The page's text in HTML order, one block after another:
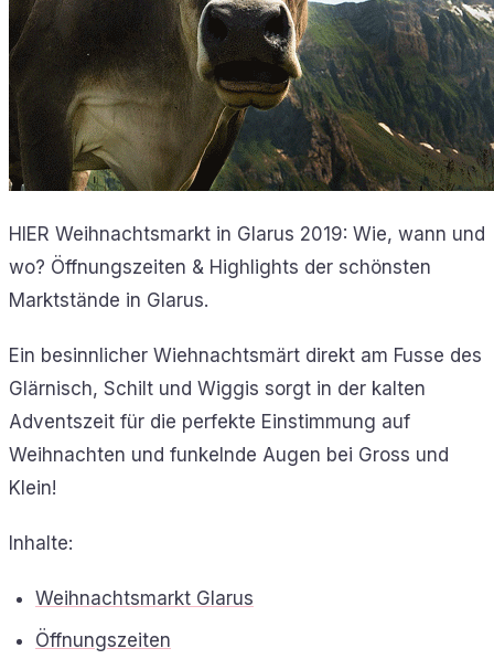
HIER Weihnachtsmarkt in Glarus 2019: Wie, wann und
wo? Öffnungszeiten & Highlights der schönsten
Marktstände in Glarus.
Ein besinnlicher Wiehnachtsmärt direkt am Fusse des
Glärnisch, Schilt und Wiggis sorgt in der kalten
Adventszeit für die perfekte Einstimmung auf
Weihnachten und funkelnde Augen bei Gross und
Klein!
Inhalte:
Weihnachtsmarkt Glarus
Öffnungszeiten